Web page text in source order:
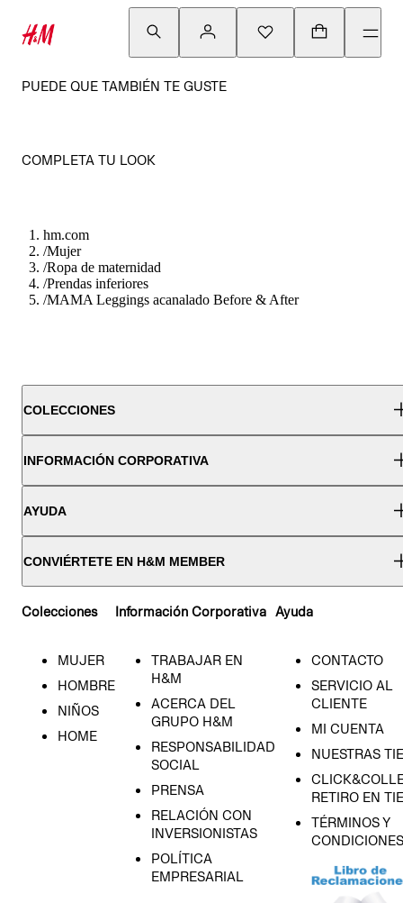
PUEDE QUE TAMBIÉN TE GUSTE
COMPLETA TU LOOK
hm.com
/Mujer
/Ropa de maternidad
/Prendas inferiores
/MAMA Leggings acanalado Before & After
COLECCIONES
INFORMACIÓN CORPORATIVA
AYUDA
CONVIÉRTETE EN H&M MEMBER
Colecciones
MUJER
HOMBRE
NIÑOS
HOME
Información Corporativa
TRABAJAR EN
H&M
ACERCA DEL
GRUPO H&M
RESPONSABILIDAD
SOCIAL
PRENSA
RELACIÓN CON
INVERSIONISTAS
POLÍTICA
EMPRESARIAL
Ayuda
CONTACTO
SERVICIO AL
CLIENTE
MI CUENTA
NUESTRAS
RETIRO EN
TÉRMINOS Y
CONDICIONES